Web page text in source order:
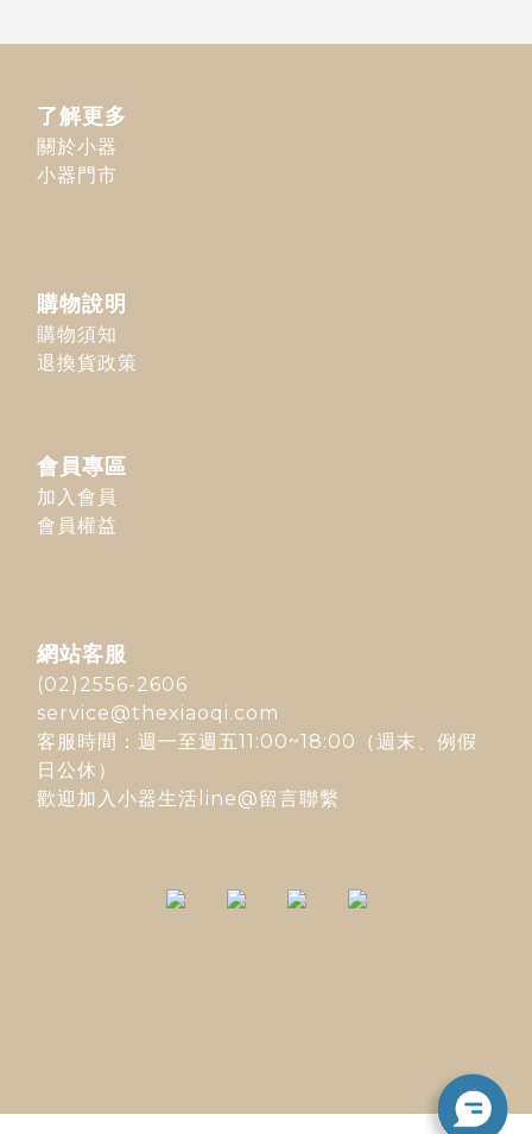
了解更多
關於小器
小器門市
購物說明
購物須知
退換貨政策
會員專區
加入會員
會員權益
網站客服
(02)2556-2606
service@thexiaoqi.com
客服時間：週一至週五11:00~18:00（週末、例假
日公休）
歡迎加入 小器生活line@留言聯繫